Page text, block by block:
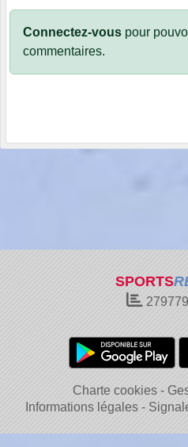
Connectez-vous pour
commentaires.
SPORTS
279779
Charte cookies
Informations légales